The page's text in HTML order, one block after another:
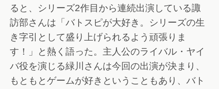
ると、シリーズ2作目から連続出演している諏
訪部さんは「バトスピが大好き。シリーズの生
き字引として盛り上げられるよう頑張りま
す！」と熱く語った。主人公のライバル・ヤイ
バ役を演じる緑川さんは今回の出演が決まり、
もともとゲームが好きということもあり、バト